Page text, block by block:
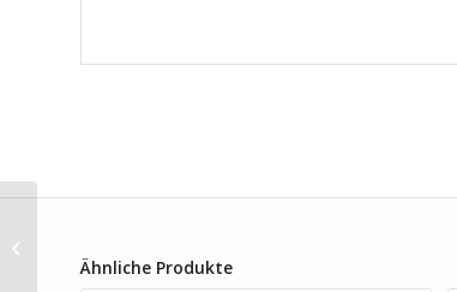
Ähnliche Produkte
Triangle Schulrucksack